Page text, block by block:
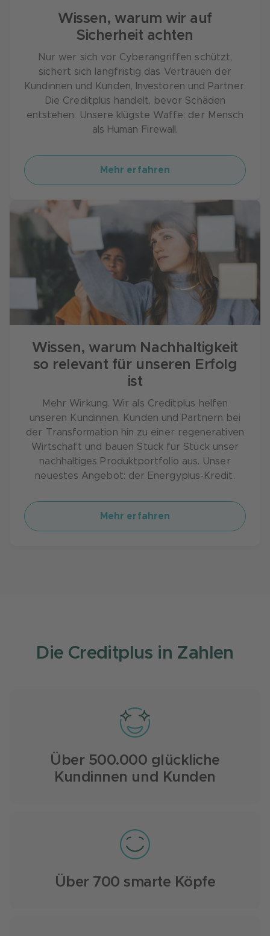
Wissen, warum wir auf
Sicherheit achten
Nur wer sich vor Cyberangriffen schützt,
sichert sich langfristig das Vertrauen der
Kundinnen und Kunden, Investoren und Partner.
Die Creditplus handelt, bevor Schäden
entstehen. Unsere klügste Waffe: der Mensch
als Human Firewall.
Mehr erfahren
Wissen, warum Nachhaltigkeit
so relevant für unseren Erfolg
ist
Mehr Wirkung. Wir als Creditplus helfen
unseren Kundinnen, Kunden und Partnern bei
der Transformation hin zu einer regenerativen
Wirtschaft und bauen Stück für Stück unser
nachhaltiges Produktportfolio aus. Unser
neuestes Angebot: der Energyplus-Kredit.
Mehr erfahren
Die Creditplus in Zahlen
Über 500.000 glückliche
Kundinnen und Kunden
Über 700 smarte Köpfe